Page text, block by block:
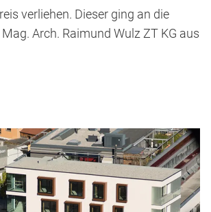
verliehen. Dieser ging an die
Arch. Raimund Wulz ZT KG aus